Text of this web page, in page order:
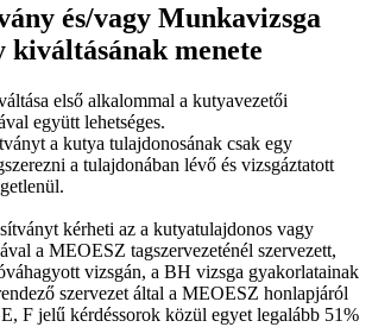
és/vagy Munkavizsga
kiváltásának menete
első alkalommal a kutyavezetői
együtt lehetséges.
a kutya tulajdonosának csak egy
a tulajdonában lévő és vizsgáztatott
kérheti az a kutyatulajdonos vagy
a MEOESZ tagszervezeténél szervezett,
vizsgán, a BH vizsga gyakorlatainak
szervezet által a MEOESZ honlapjáról
F jelű kérdéssorok közül egyet legalább 51%